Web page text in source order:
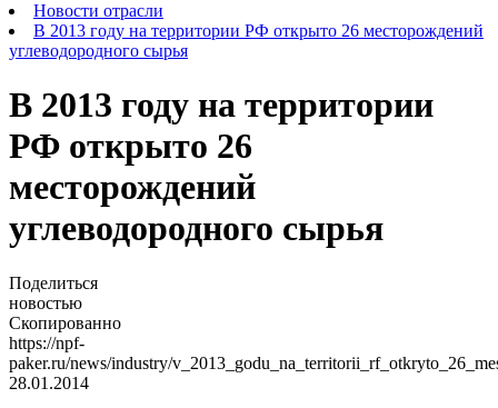
Новости отрасли
В 2013 году на территории РФ открыто 26 месторождений
углеводородного сырья
В 2013 году на территории
РФ открыто 26
месторождений
углеводородного сырья
Поделиться
новостью
Скопированно
https://npf-
paker.ru/news/industry/
28.01.2014